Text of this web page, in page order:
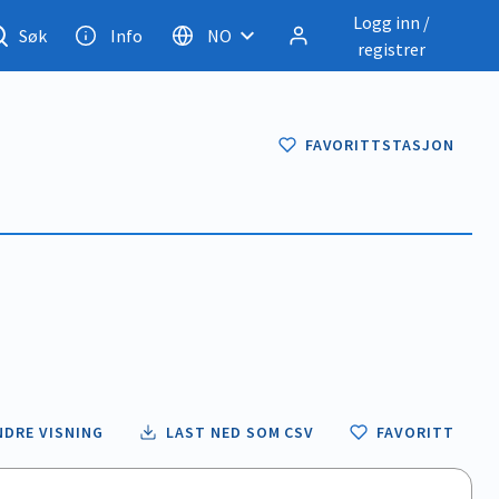
Søk Info NO
Logg inn /
registrer
FAVORITTSTASJON
VISNING LAST NED SOM CSV FAVORITT